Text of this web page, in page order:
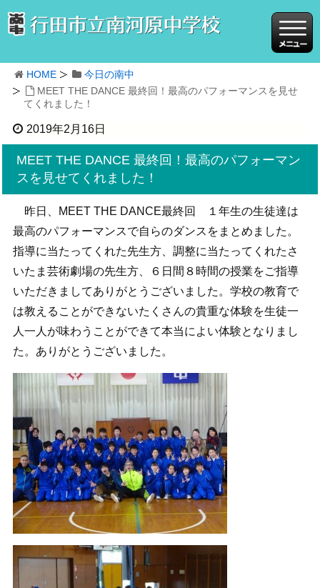
HOME
今日の南中
MEET THE DANCE 最終回！最高のパフォーマンスを見せ
てくれました！
2019年2月16日
MEET THE DANCE 最終回！最高のパフォーマン
スを見せてくれました！
昨日、MEET THE DANCE最終回 １年生の生徒達は
最高のパフォーマンスで自らのダンスをまとめました。
指導に当たってくれた先生方、調整に当たってくれたさ
いたま芸術劇場の先生方、６日間８時間の授業をご指導
いただきましてありがとうございました。学校の教育で
は教えることができないたくさんの貴重な体験を生徒一
人一人が味わうことができて本当によい体験となりまし
た。ありがとうございました。